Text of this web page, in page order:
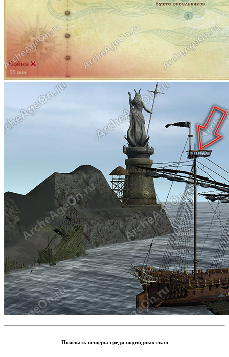
Поискать пещеры среди подводных скал